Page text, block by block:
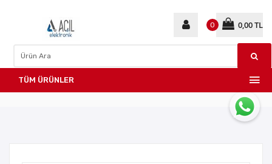
0,00 TL
0
TÜM ÜRÜNLER